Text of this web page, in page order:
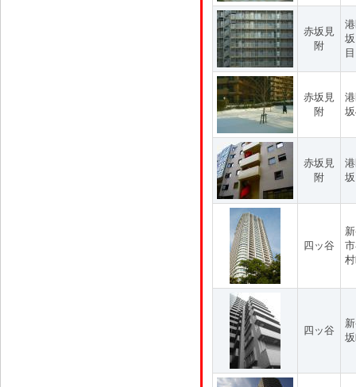
赤坂見
附
目
赤坂見
附
赤坂見
附
四ッ谷
四ッ谷